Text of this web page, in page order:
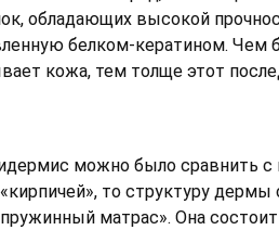
обладающих высокой
белком-кератином. Чем
кожа, тем толще этот
можно было сравнить с
то структуру
матрас». Она состоит